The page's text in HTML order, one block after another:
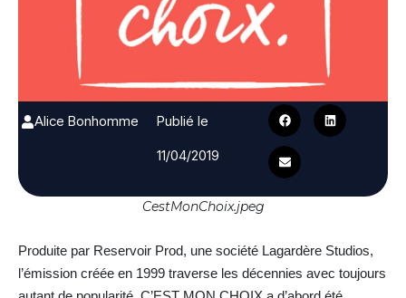
Alice Bonhomme
Publié le
11/04/2019
CestMonChoix.jpeg
Produite par Reservoir Prod, une société Lagardère Studios,
l’émission créée en 1999 traverse les décennies avec toujours